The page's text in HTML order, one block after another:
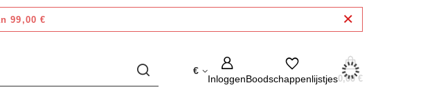
99,00 €
€
InloggenBoodschappenlijstjes0,00 €